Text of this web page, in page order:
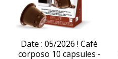
Date : 05/2026 ! Café
corposo 10 capsules -